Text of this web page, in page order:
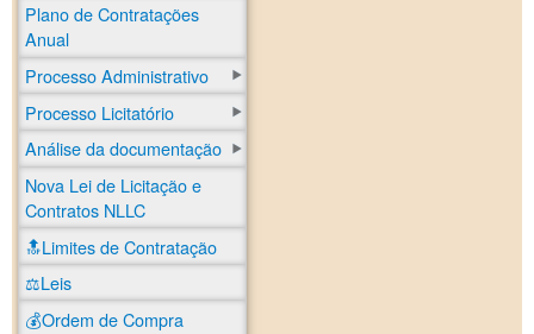
Plano de Contratações
Anual
Processo Administrativo
Processo Licitatório
Análise da documentação
Nova Lei de Licitação e
Contratos NLLC
🔝Limites de Contratação
⚖️Leis
💰Ordem de Compra